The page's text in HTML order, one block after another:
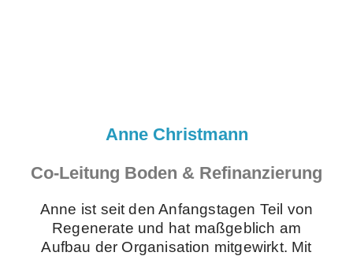
Anne Christmann
Co-Leitung Boden & Refinanzierung
Anne ist seit den Anfangstagen Teil von
Regenerate und hat maßgeblich am
Aufbau der Organisation mitgewirkt. Mit